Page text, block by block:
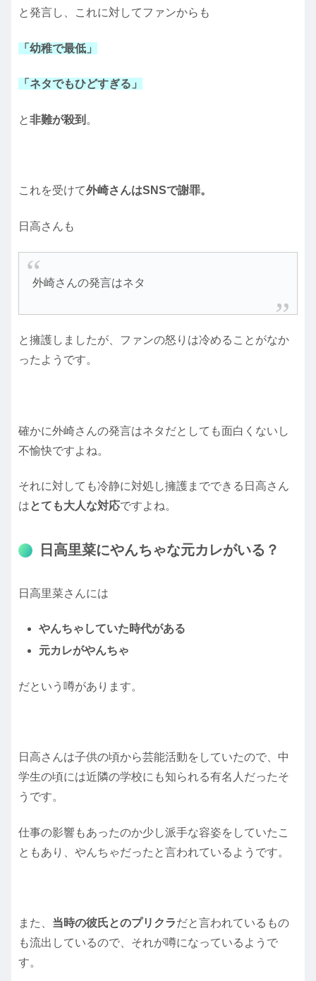
と発言し、これに対してファンからも
「幼稚で最低」
「ネタでもひどすぎる」
と非難が殺到 。
これを受けて外崎さんはSNSで謝罪。
日高さんも
外崎さんの発言はネタ
と擁護しましたが、ファンの怒りは冷めることがなか
ったようです。
確かに外崎さんの発言はネタだとしても面白くないし
不愉快ですよね。
それに対しても冷静に対処し擁護までできる日高さん
はとても大人な対応ですよね。
日高里菜にやんちゃな元カレがいる？
日高里菜さんには
やんちゃしていた時代がある
元カレがやんちゃ
だという噂があります。
日高さんは子供の頃から芸能活動をしていたので、中
学生の頃には近隣の学校にも知られる有名人だったそ
うです。
仕事の影響もあったのか少し派手な容姿をしていたこ
ともあり、やんちゃだったと言われているようです。
また、 当時の彼氏とのプリクラだと言われているもの
も流出しているので、それが噂になっているようで
す。